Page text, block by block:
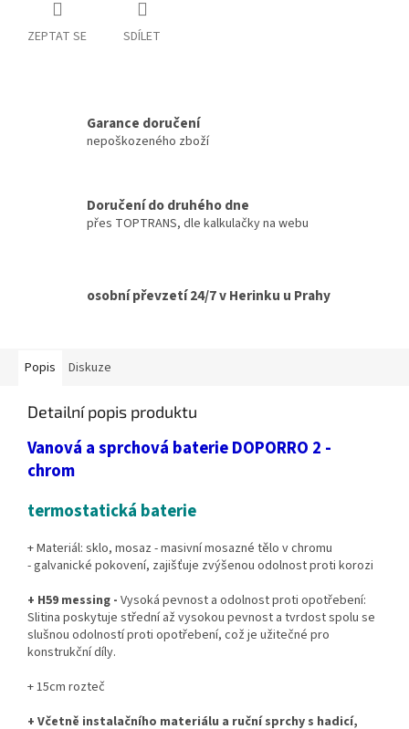
ZEPTAT SE SDÍLET
Garance doručení
nepoškozeného zboží
Doručení do druhého dne
přes TOPTRANS, dle kalkulačky na webu
osobní převzetí 24/7 v Herinku u Prahy
Popis Diskuze
Detailní popis produktu
Vanová a sprchová baterie DOPORRO 2 -
chrom
termostatická baterie
+ Materiál: sklo, mosaz - masivní mosazné tělo v chromu
- galvanické pokovení, zajišťuje zvýšenou odolnost proti korozi
+ H59 messing - Vysoká pevnost a odolnost proti opotřebení:
Slitina poskytuje střední až vysokou pevnost a tvrdost spolu se
slušnou odolností proti opotřebení, což je užitečné pro
konstrukční díly.
+ 15cm rozteč
+ Včetně instalačního materiálu a ruční sprchy s hadicí,